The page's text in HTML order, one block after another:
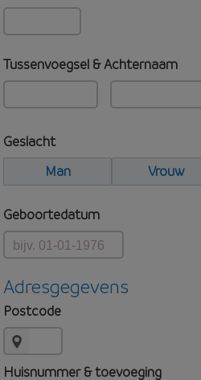
Tussenvoegsel & Achternaam
Geslacht
Man
Vrouw
Geboortedatum
Adresgegevens
Postcode
Huisnummer & toevoeging